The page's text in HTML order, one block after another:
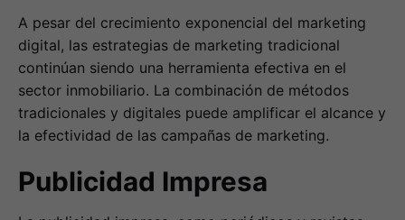
A pesar del crecimiento exponencial del marketing
digital, las estrategias de marketing tradicional
continúan siendo una herramienta efectiva en el
sector inmobiliario. La combinación de métodos
tradicionales y digitales puede amplificar el alcance y
la efectividad de las campañas de marketing.
Publicidad Impresa